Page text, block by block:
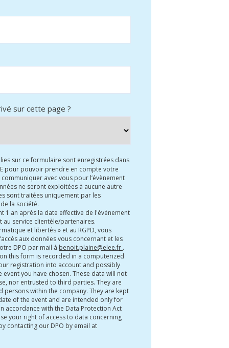
sur cette page ?
sur ce formulaire sont enregistrées dans
pour pouvoir prendre en compte votre
avec vous pour l’évènement
ne seront exploitées à aucune autre
sont traitées uniquement par les
la société.
1 an après la date effective de l'événement
service clientèle/partenaires.
et libertés » et au RGPD, vous
aux données vous concernant et les
DPO par mail à benoit.plaine@elee.fr .
this form is recorded in a computerized
registration into account and possibly
you have chosen. These data will not
nor entrusted to third parties. They are
persons within the company. They are kept
of the event and are intended only for
accordance with the Data Protection Act
your right of access to data concerning
contacting our DPO by email at